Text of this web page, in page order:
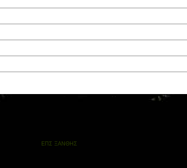
ΕΠΣ ΞΑΝΘΗΣ